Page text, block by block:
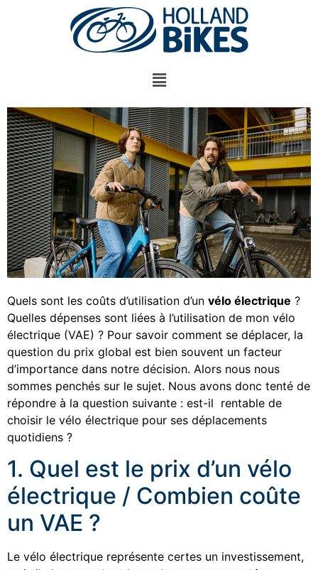
Quels sont les coûts d’utilisation d’un vélo électrique ?
Quelles dépenses sont liées à l’utilisation de mon vélo
électrique (VAE) ? Pour savoir comment se déplacer, la
question du prix global est bien souvent un facteur
d’importance dans notre décision. Alors nous nous
sommes penchés sur le sujet. Nous avons donc tenté de
répondre à la question suivante : est-il rentable de
choisir le vélo électrique pour ses déplacements
quotidiens ?
1. Quel est le prix d’un vélo
électrique / Combien coûte
un VAE ?
Le vélo électrique représente certes un investissement,